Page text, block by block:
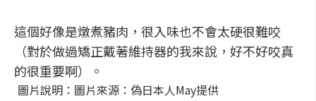
這個好像是燉煮豬肉，很入味也不會太硬很難咬
（對於做過矯正戴著維持器的我來說，好不好咬真
的很重要啊）。
圖片說明：圖片來源：偽日本人May提供